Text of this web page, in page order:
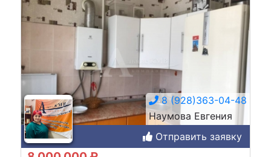
8 (928)363-04-48
Наумова Евгения
Отправить заявку